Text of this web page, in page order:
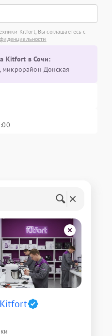
Kitfort, Вы соглашаетесь с
Kitfort в Сочи:
микрорайон Донская